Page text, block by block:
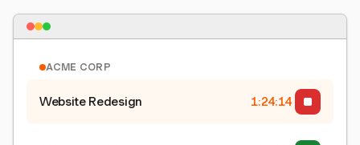
ACME CORP
Website Redesign 1:24:15